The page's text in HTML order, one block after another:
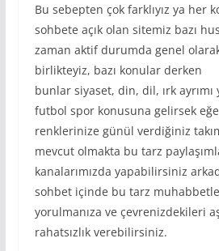
Bu sebepten çok farklıyız ya her
sohbete açık olan sitemiz bazı
zaman aktif durumda genel
birlikteyiz, bazı konular derken
bunlar siyaset, din, dil, ırk ayrımı
futbol spor konusuna gelirsek
renklerinize günül verdiğiniz
mevcut olmakta bu tarz
kanalarımızda yapabilirsiniz
sohbet içinde bu tarz
yorulmanıza ve çevrenizdekileri
rahatsızlık verebilirsiniz.